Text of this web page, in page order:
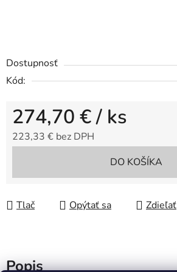
Dostupnosť
Kód:
274,70 €/ ks
223,33 € bez DPH
DO KOŠÍKA
Tlač Opýtať sa Zdieľať
Popis